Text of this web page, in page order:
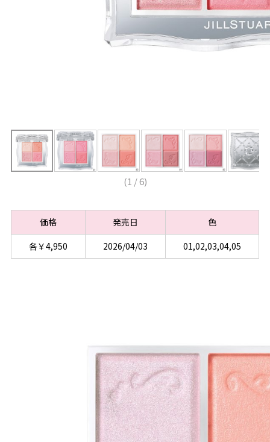
(1 /6)
価格 発売日
色
各￥4,950
2026/04/03 01,02,03,04,05